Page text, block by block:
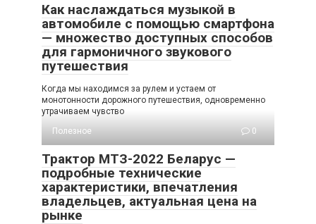
Как наслаждаться музыкой в
автомобиле с помощью смартфона
— множество доступных способов
для гармоничного звукового
путешествия
Когда мы находимся за рулем и устаем от
монотонности дорожного путешествия, одновременно
утрачиваем чувство
Полезное
0
Трактор МТЗ-2022 Беларус —
подробные технические
характеристики, впечатления
владельцев, актуальная цена на
рынке